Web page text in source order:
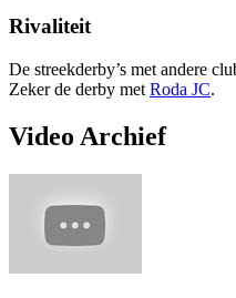
Rivaliteit
De streekderby’s met andere
Zeker de derby met Roda JC.
Video Archief